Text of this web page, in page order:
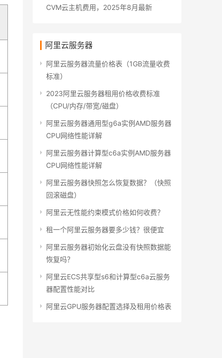
CVM云主机费用，2025年8月最新
阿里云服务器
阿里云服务器流量价格表（1GB流量收费
标准）
2023阿里云服务器租用价格收费标准
（CPU/内存/带宽/磁盘）
阿里云服务器通用型g6a实例AMD服务器
CPU网络性能详解
阿里云服务器计算型c6a实例AMD服务器
CPU网络性能详解
阿里云服务器快照怎么恢复数据？（快照
回滚磁盘）
阿里云无性能约束模式价格如何收费？
租一个阿里云服务器要多少钱？很便宜
阿里云服务器初始化云盘没有快照数据能
恢复吗？
阿里云ECS共享型s6和计算型c6a云服务
器配置性能对比
阿里云GPU服务器配置选择及租用价格表